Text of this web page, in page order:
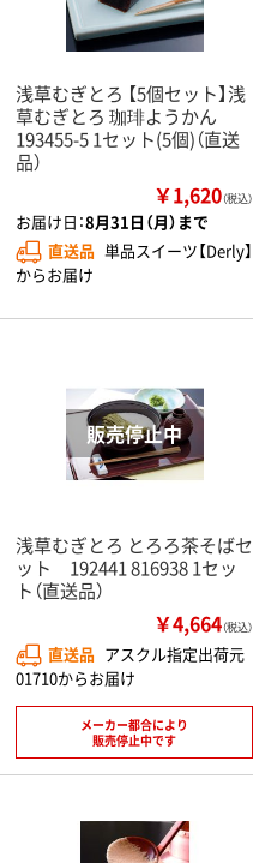
浅草むぎとろ 【5個セット】浅
草むぎとろ 珈琲ようかん
193455-5 1セット(5個)（直送
品）
￥1,620（税込）
お届け日：8月31日（月）まで
直送品 単品スイーツ【Derly】
からお届け
浅草むぎとろ とろろ茶そばセ
ット 192441 816938 1セッ
ト（直送品）
￥4,664（税込）
直送品 アスクル指定出荷元
01710からお届け
メーカー都合により
販売停止中です